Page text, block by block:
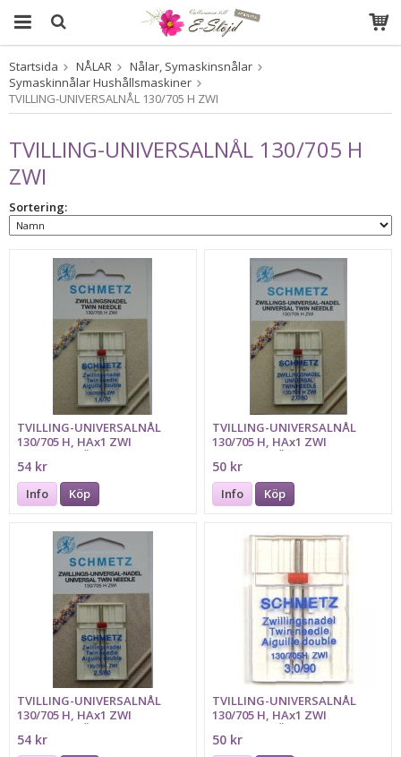
Produkten har blivit tillagd i varukorgen
Startsida NÅLAR
Nålar, Symaskinsnålar
Symaskinnålar Hushållsmaskiner
TVILLING-UNIVERSALNÅL 130/705 H ZWI
TVILLING-UNIVERSALNÅL 130/705 H
ZWI
Sortering:
TVILLING-UNIVERSALNÅL
130/705 H, HAx1 ZWI
1,6mm/70 RÖD SCHMETZ
54 kr
Info Köp
TVILLING-UNIVERSALNÅL
130/705 H, HAx1 ZWI
2,0mm/80 RÖD SCHMETZ
50 kr
Info Köp
TVILLING-UNIVERSALNÅL
130/705 H, HAx1 ZWI
2,5mm/80 RÖD SCHMETZ
54 kr
TVILLING-UNIVERSALNÅL
130/705 H, HAx1 ZWI
3,0mm/90 RÖD SCHMETZ9oo
50 kr